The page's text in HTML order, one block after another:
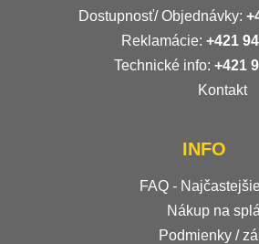
Dostupnosť/ Objednávky:
Reklamácie: +421
Technické info: +421
Kontakt
INFO
FAQ -
Nákup na
Podmienky /